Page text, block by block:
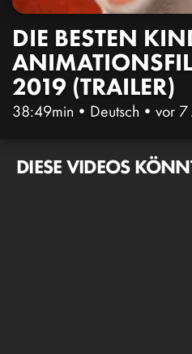
DIE BESTEN
2019 (TRAILER)
38:49min • Deutsch • vor 7
DIESE VIDEOS